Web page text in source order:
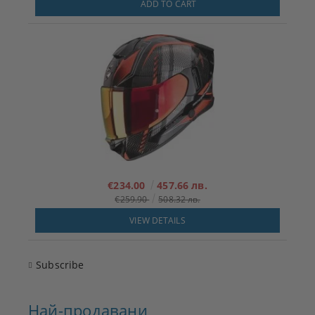
ADD TO CART
€234.00 457.66 лв.
€259.90
508.32 лв.
VIEW DETAILS
Subscribe
Най-продавани